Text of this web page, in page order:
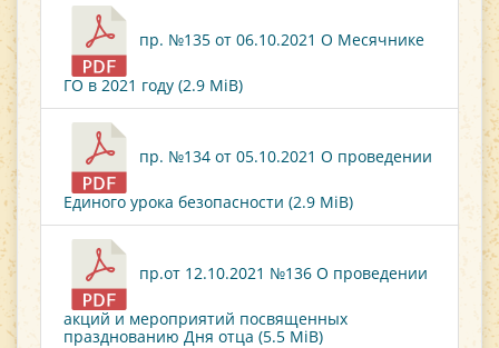
пр. №135 от 06.10.2021 О Месячнике
ГО в 2021 году (2.9 MiB)
пр. №134 от 05.10.2021 О проведении
Единого урока безопасности (2.9 MiB)
пр.от 12.10.2021 №136 О проведении
акций и мероприятий посвященных
празднованию Дня отца (5.5 MiB)